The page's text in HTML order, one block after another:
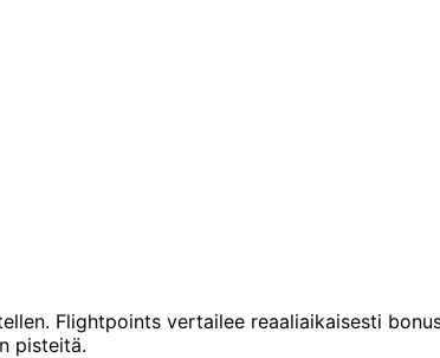
Flightpoints vertailee reaaliaikaisesti
pisteitä.